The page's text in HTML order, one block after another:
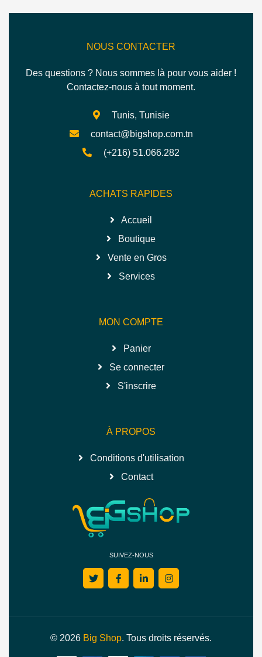
NOUS CONTACTER
Des questions ? Nous sommes là pour vous aider !
Contactez-nous à tout moment.
Tunis, Tunisie
contact@bigshop.com.tn
(+216) 51.066.282
ACHATS RAPIDES
Accueil
Boutique
Vente en Gros
Services
MON COMPTE
Panier
Se connecter
S'inscrire
À PROPOS
Conditions d'utilisation
Contact
SUIVEZ-NOUS
© 2026 Big Shop. Tous droits réservés.